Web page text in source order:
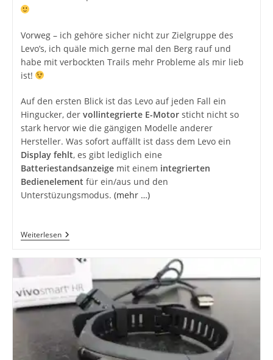
Vorweg – ich gehöre sicher nicht zur Zielgruppe des
Levo’s, ich quäle mich gerne mal den Berg rauf und
habe mit verbockten Trails mehr Probleme als mir lieb
ist!
Auf den ersten Blick ist das Levo auf jeden Fall ein
Hingucker, der vollintegrierte E-Motorsticht nicht so
stark hervor wie die gängigen Modelle anderer
Hersteller. Was sofort auffällt ist dass dem Levo ein
Display fehlt, es gibt lediglich eine
Batteriestandsanzeigemit einem integrierten
Bedienelement für ein/aus und den
Unterstüzungsmodus. (mehr …)
WeiterlesenSpecialized
Turbo
Comp
6Fattie
Angetestet